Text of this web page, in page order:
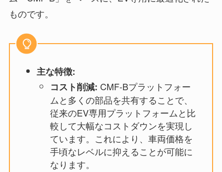
ものです。
主な特徴:
コスト削減: CMF-Bプラットフォー
ムと多くの部品を共有することで、
従来のEV専用プラットフォームと比
較して大幅なコストダウンを実現し
ています。これにより、車両価格を
手頃なレベルに抑えることが可能に
なります。